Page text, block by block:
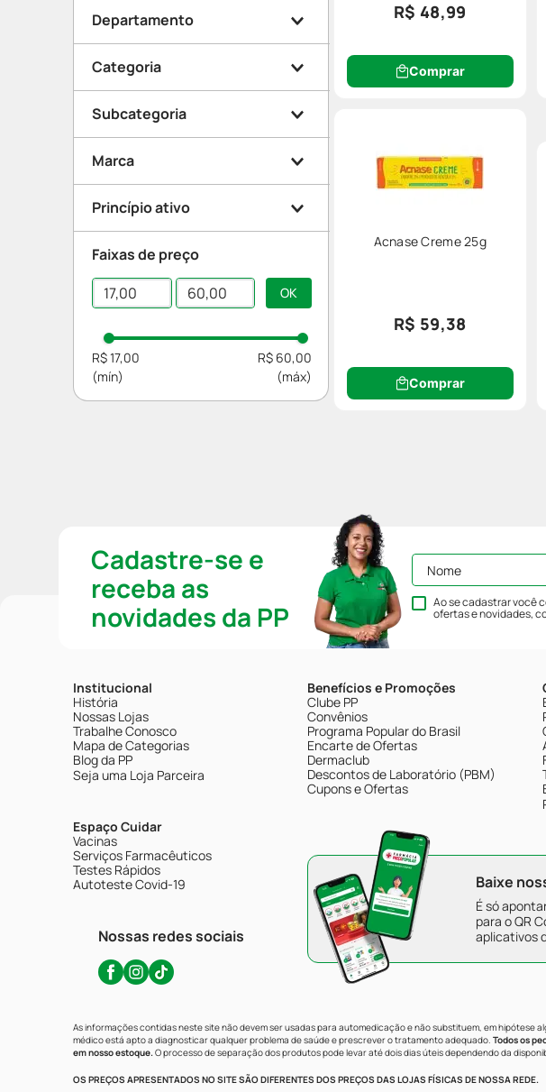
Departamento
Beleza e Proteção
Medicamentos
Categoria
Rosto
Pele e Mucosa
Subcategoria
Antiacne
Acne
Marca
Acnase
Princípio ativo
Peroxido De Benzoila
Faixas de preço
R$ 17,00 R$ 60,00
R$ 48,99
Comprar
Acnase Creme 25g
R$ 59,38
Comprar
Cadastre-se e
receba as
novidades da PP
Ao se cadastrar você
ofertas e novidades,
Institucional
História
Nossas Lojas
Trabalhe Conosco
Mapa de Categorias
Blog da PP
Seja uma Loja Parceira
Espaço Cuidar
Vacinas
Serviços Farmacêuticos
Testes Rápidos
Autoteste Covid-19
Nossas redes sociais
Benefícios e Promoções
Clube PP
Convênios
Programa Popular do Brasil
Encarte de Ofertas
Dermaclub
Descontos de Laboratório (PBM)
Cupons e Ofertas
Baixe
É só
para o QR
aplicativos
As informações contidas neste site não devem ser usadas para automedicação e não substituem, em hipótese
médico está apto a diagnosticar qualquer problema de saúde e prescrever o tratamento adequado. Todos os
em nosso estoque.O processo de separação dos produtos pode levar até dois dias úteis dependendo da
OS PREÇOS APRESENTADOS NO SITE SÃO DIFERENTES DOS PREÇOS DAS LOJAS FÍSICAS DE NOSSA REDE.